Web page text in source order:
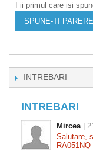
Fii primul care isi
SPUNE-TI
INTREBARI
INTREBARI
Mircea|
Salutare,